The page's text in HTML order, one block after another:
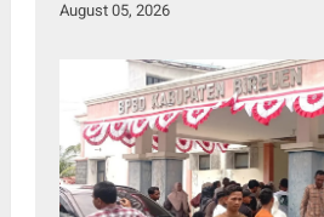
August 05, 2026